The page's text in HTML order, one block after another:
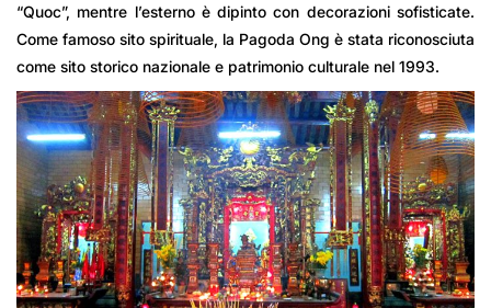
“Quoc”, mentre l’esterno è dipinto con decorazioni sofisticate.
Come famoso sito spirituale, la Pagoda Ong è stata riconosciuta
come sito storico nazionale e patrimonio culturale nel 1993.